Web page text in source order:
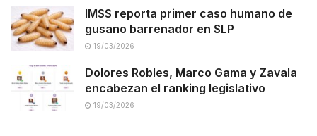
IMSS reporta primer caso humano de
gusano barrenador en SLP
19/03/2026
Dolores Robles, Marco Gama y Zavala
encabezan el ranking legislativo
19/03/2026